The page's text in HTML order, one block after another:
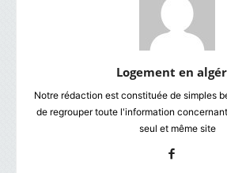
Logement en
Notre rédaction est constituée de simples
de regrouper toute l'information
seul et même site